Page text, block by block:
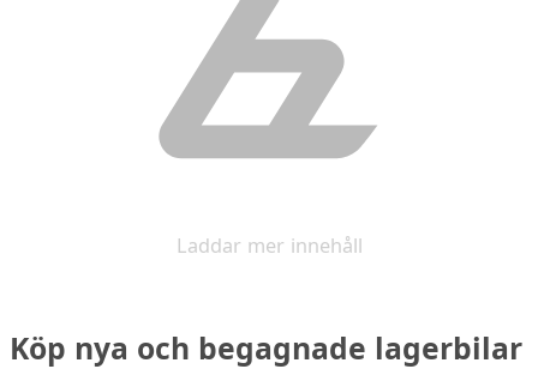
Laddar mer innehåll
Köp nya och begagnade lagerbilar